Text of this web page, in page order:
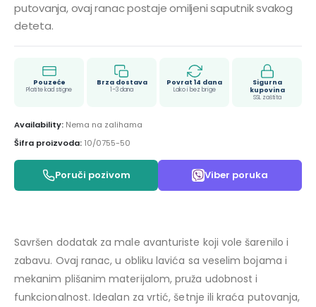
putovanja, ovaj ranac postaje omiljeni saputnik svakog
deteta.
Pouzeće
Platite kad stigne
Brza dostava
1–3 dana
Povrat 14 dana
Lako i bez brige
Sigurna
kupovina
SSL zaštita
Availability: Nema na zalihama
Šifra proizvoda: 10/0755-50
Poruči pozivom Viber poruka
Savršen dodatak za male avanturiste koji vole šarenilo i
zabavu. Ovaj ranac, u obliku lavića sa veselim bojama i
mekanim plišanim materijalom, pruža udobnost i
funkcionalnost. Idealan za vrtić, šetnje ili kraća putovanja,